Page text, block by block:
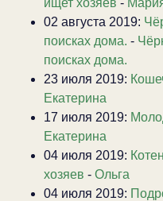
ищет хозяев -
02 августа 2019:
поисках дома. -
поисках дома.
23 июля 2019:
Екатерина
17 июля 2019:
Екатерина
04 июля 2019:
хозяев - Ольга
04 июля 2019: